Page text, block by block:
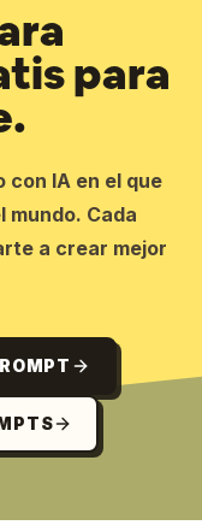
para
IA en el que
Cada
a crear mejor